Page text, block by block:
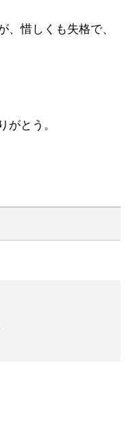
、惜しくも失格で、
がとう。